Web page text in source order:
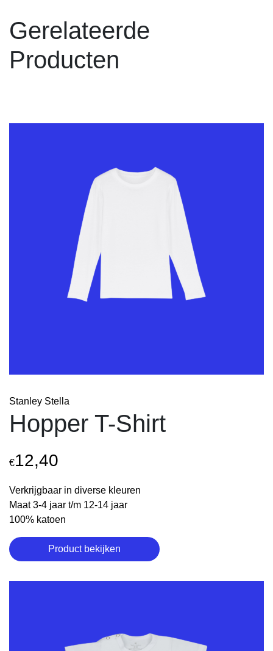
Gerelateerde
Producten
Stanley Stella
Hopper T-Shirt
€12,40
Verkrijgbaar in diverse kleuren
Maat 3-4 jaar t/m 12-14 jaar
100% katoen
Product bekijken